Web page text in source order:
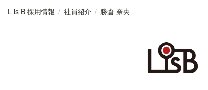
L is B 採用情報 / 社員紹介 / 勝倉 奈央